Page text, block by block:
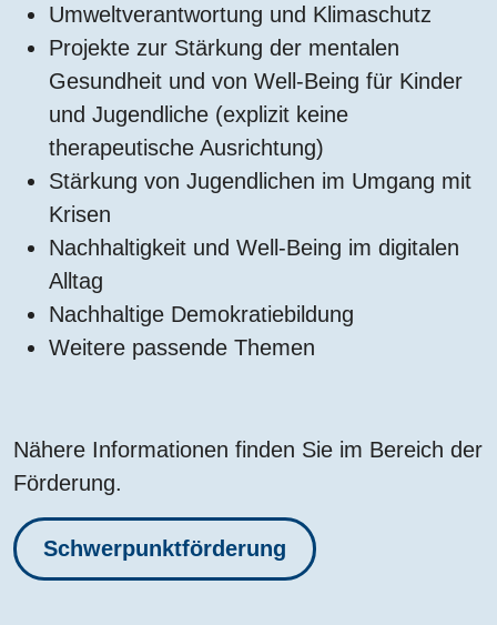
Umweltverantwortung und Klimaschutz
Projekte zur Stärkung der mentalen
Gesundheit und von Well-Being für Kinder
und Jugendliche (explizit keine
therapeutische Ausrichtung)
Stärkung von Jugendlichen im Umgang mit
Krisen
Nachhaltigkeit und Well-Being im digitalen
Alltag
Nachhaltige Demokratiebildung
Weitere passende Themen
Nähere Informationen finden Sie im Bereich der
Förderung.
Schwerpunktförderung